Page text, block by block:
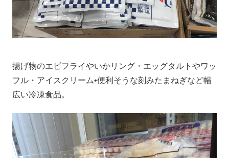
揚げ物のエビフライやいかリング・エッグタルトやワッ
フル・アイスクリーム•便利そうな刻みたまねぎなど幅
広い冷凍食品。